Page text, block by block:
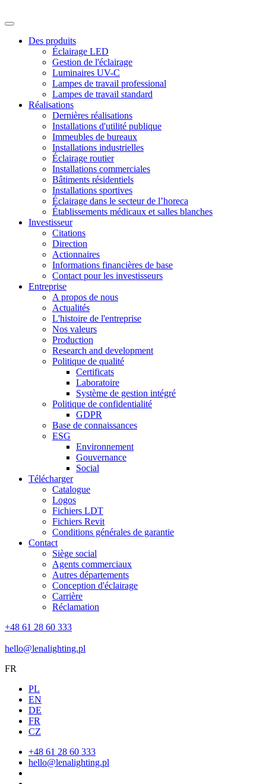
Des produits
Éclairage LED
Gestion de l'éclairage
Luminaires UV-C
Lampes de travail professional
Lampes de travail standard
Réalisations
Dernières réalisations
Installations d'utilité publique
Immeubles de bureaux
Installations industrielles
Éclairage routier
Installations commerciales
Bâtiments résidentiels
Installations sportives
Éclairage dans le secteur de l’horeca
Établissements médicaux et salles blanches
Investisseur
Citations
Direction
Actionnaires
Informations financières de base
Contact pour les investisseurs
Entreprise
A propos de nous
Actualités
L'histoire de l'entreprise
Nos valeurs
Production
Research and development
Politique de qualité
Certificats
Laboratoire
Système de gestion intégré
Politique de confidentialité
GDPR
Base de connaissances
ESG
Environnement
Gouvernance
Social
Télécharger
Catalogue
Logos
Fichiers LDT
Fichiers Revit
Conditions générales de garantie
Contact
Siège social
Agents commerciaux
Autres départements
Conception d'éclairage
Carrière
Réclamation
+48 61 28 60 333
hello@lenalighting.pl
FR
PL
EN
DE
FR
CZ
+48 61 28 60 333
hello@lenalighting.pl